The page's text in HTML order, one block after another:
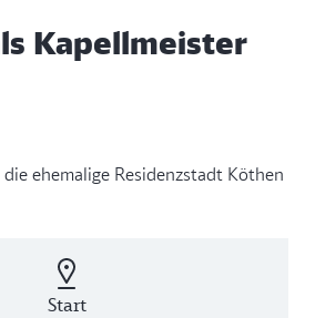
Kapellmeister
ehemalige Residenzstadt Köthen
Start